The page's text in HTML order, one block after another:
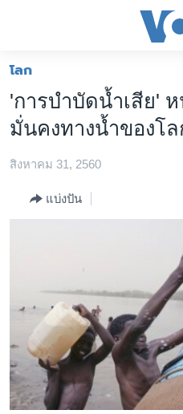
ต่อ
ข้าม
เนื้อหา
ข้าม
การ
โลก
เอเชีย
สหรัฐฯ
ไทย
สังคมและสุขภาพ
ไลฟ์สไตล์
ตรวจสอบข่าว
เรียนรู้ภาษาอังกฤษ
พอดคาสต์
โลก
'การบำบัดน้ำเสีย'
มั่นคงทางน้ำของโล
สิงหาคม 31, 2560
แบ่งปัน